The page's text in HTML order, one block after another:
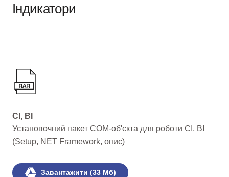
Індикатори
CI, BI
Установочний пакет COM-об'єкта для роботи CI, BI
(Setup, NET Framework, опис)
Завантажити (33 Мб)